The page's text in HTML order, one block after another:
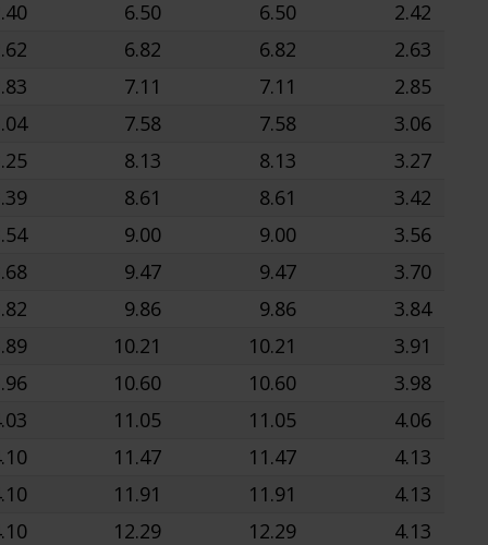
6.50 6.50 2.42
6.82 6.82 2.63
7.11 7.11 2.85
7.58 7.58 3.06
8.13 8.13 3.27
8.61 8.61 3.42
9.00 9.00 3.56
9.47 9.47 3.70
9.86 9.86 3.84
10.21 10.21 3.91
10.60 10.60 3.98
11.05 11.05 4.06
11.47 11.47 4.13
11.91 11.91 4.13
12.29 12.29 4.13